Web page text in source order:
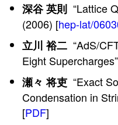
深谷 英則“Lattice
(2006) [hep-lat/
立川 裕二“AdS/
Eight
瀬々 将吏“Exact
Condensation in
[PDF]